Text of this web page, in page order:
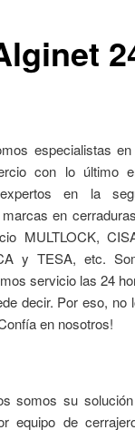
especialistas
con lo último
en la
en
MULTLOCK,
y TESA, etc.
servicio las 24
decir. Por eso,
en nosotros!
somos su
equipo de